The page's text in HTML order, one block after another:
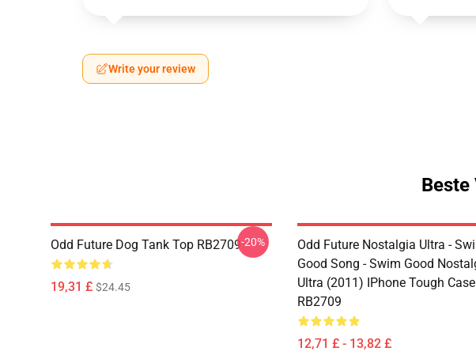
Write your review
Odd Future Dog Tank Top RB2709
19,31 £ $24.45
-20%
Odd Future Nostalgia Ultra -
Good Song - Swim Good
Ultra (2011) IPhone Tough Case
RB2709
12,71 £ - 13,82 £